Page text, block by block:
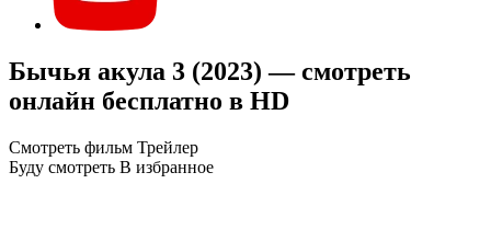
Бычья акула 3 (2023) — смотреть
онлайн бесплатно в HD
Смотреть фильм Трейлер
Буду смотреть В избранное